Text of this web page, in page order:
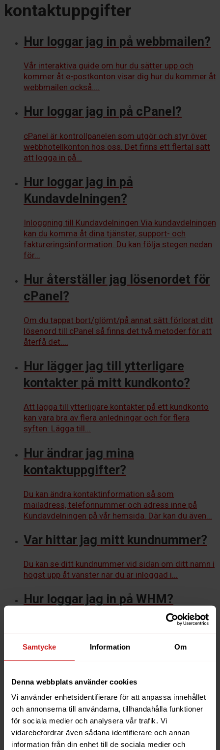
Samtycke Information Om
Denna webbplats använder cookies
Vi använder enhetsidentifierare för att anpassa innehållet
och annonserna till användarna, tillhandahålla funktioner
för sociala medier och analysera vår trafik. Vi
vidarebefordrar även sådana identifierare och annan
information från din enhet till de sociala medier och
kontaktuppgifter
Hur loggar jag in på webbmailen?
Vår interaktiva guide om hur du sätter upp och
kommer åt e-postkonton visar dig hur du kommer åt
webbmailen också....
Hur loggar jag in på cPanel?
cPanel är kontrollpanelen som utgör och styr över
webbhotellkonton hos oss. Det finns ett flertal sätt
att logga in på...
Hur loggar jag in på
Kundavdelningen?
Inloggning till Kundavdelningen Via kundavdelningen
kan du komma åt dina tjänster, support- och
faktureringsinformation. Du kan följa stegen nedan
för...
Hur återställer jag lösenordet för
cPanel?
Om du tappat bort/glömt/på annat sätt förlorat ditt
lösenord till cPanel så finns det två metoder för att
återfå det....
Hur lägger jag till ytterligare
kontakter på mitt kundkonto?
Att lägga till ytterligare kontakter på ett kundkonto
kan vara bra av flera anledningar och för flera
syften: Lägga till...
Hur ändrar jag mina
kontaktuppgifter?
Du kan ändra kontaktinformation så som
mailadress, telefonnummer och adress inne på
Kundavdelningen på vår hemsida. Där kan du även...
Var hittar jag mitt kundnummer?
Du kan se ditt kundnummer vid sidan om ditt namn i
högst upp åt vänster när du är inloggad i...
Hur loggar jag in på WHM?
Du kan nå WHMs inloggningssida genom att skriva
exempelvis: På sidan som dyker...
tvåfaktorsautentisering på
Kundavdelningen?
Tvåfaktorsautentisering (2FA) används när du ska
logga in någonstans. Du kan t.ex. aktivera det så det